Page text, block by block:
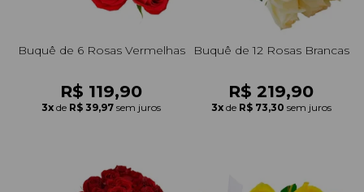
Buquê de 6 Rosas Vermelhas
R$ 119,90
3x de R$ 39,97 sem juros
Buquê de 12 Rosas Brancas
R$ 219,90
3x de R$ 73,30 sem juros